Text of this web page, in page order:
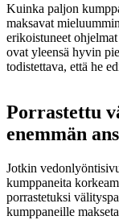
Kuinka paljon
maksavat
erikoistuneet
ovat yleensä hyvin
todistettava, että he
Porrastettu
enemmän
Jotkin
kumppaneita
porrastetuksi
kumppaneille